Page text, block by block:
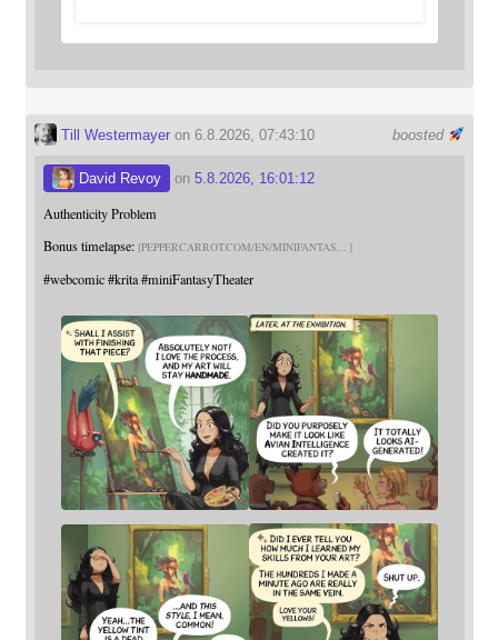
boosted
Till Westermayeron 6.8.2026, 07:43:10
David Revoy on 5.8.2026, 16:01:12
Authenticity Problem
Bonus timelapse: PEPPERCARROT.COM/EN/MINIFANTAS
#webcomic #krita #miniFantasyTheater